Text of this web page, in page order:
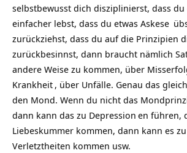
selbstbewusst dich disziplinierst, dass du
einfacher lebst, dass du etwas Askese
zurückziehst, dass du auf die Prinzipien
zurückbesinnst, dann braucht nämlich
andere Weise zu kommen, über
Krankheit , über Unfälle. Genau das
den Mond. Wenn du nicht das
dann kann das zu Depression en führen,
Liebeskummer kommen, dann kann es
Verletztheiten kommen usw.